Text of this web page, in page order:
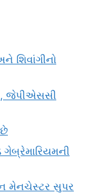
શિવાંગીનો
જેપીએસસી
ગેબ્રેમારિયમની
મેનચેસ્ટર સુપર